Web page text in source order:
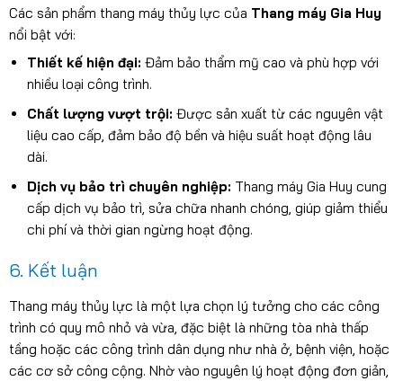
Các sản phẩm thang máy thủy lực của Thang máy Gia Huy
nổi bật với:
Thiết kế hiện đại: Đảm bảo thẩm mỹ cao và phù hợp với
nhiều loại công trình.
Chất lượng vượt trội: Được sản xuất từ các nguyên vật
liệu cao cấp, đảm bảo độ bền và hiệu suất hoạt động lâu
dài.
Dịch vụ bảo trì chuyên nghiệp: Thang máy Gia Huy cung
cấp dịch vụ bảo trì, sửa chữa nhanh chóng, giúp giảm thiểu
chi phí và thời gian ngừng hoạt động.
6. Kết luận
Thang máy thủy lực là một lựa chọn lý tưởng cho các công
trình có quy mô nhỏ và vừa, đặc biệt là những tòa nhà thấp
tầng hoặc các công trình dân dụng như nhà ở, bệnh viện, hoặc
các cơ sở công cộng. Nhờ vào nguyên lý hoạt động đơn giản,